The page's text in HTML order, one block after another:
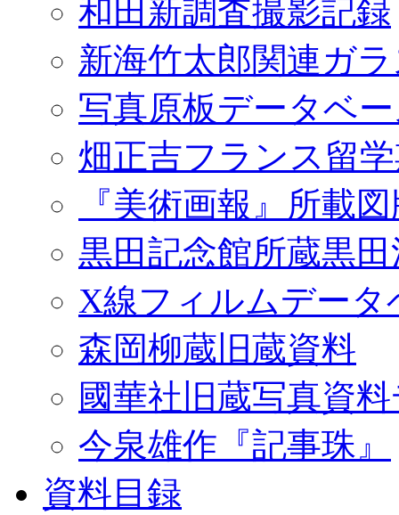
和田新調査撮影記録
新海竹太郎関連ガ
写真原板データベ
畑正吉フランス留
『美術画報』所載
黒田記念館所蔵黒
X線フィルムデータ
森岡柳蔵旧蔵資料
國華社旧蔵写真資
今泉雄作『記事珠』
資料目録